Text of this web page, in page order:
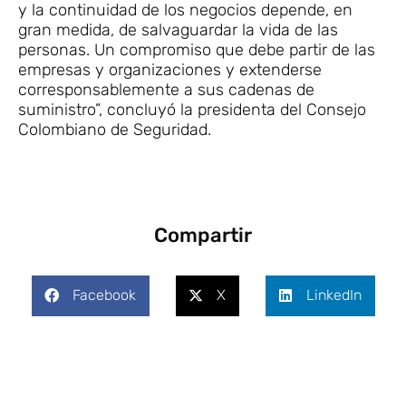
y la continuidad de los negocios depende, en
gran medida, de salvaguardar la vida de las
personas. Un compromiso que debe partir de las
empresas y organizaciones y extenderse
corresponsablemente a sus cadenas de
suministro”, concluyó la presidenta del Consejo
Colombiano de Seguridad.
Compartir
Facebook X LinkedIn